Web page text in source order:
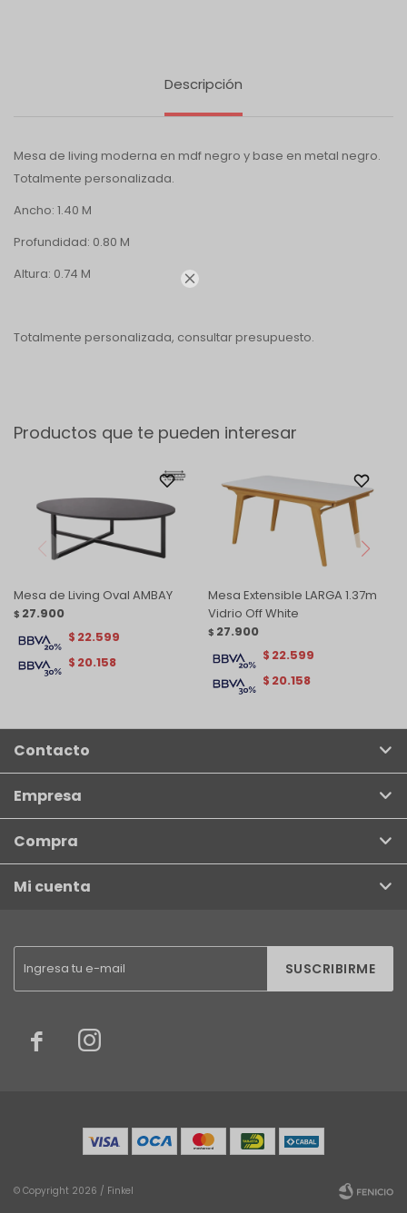

Descripción
Mesa de living moderna en mdf negro y base en metal negro.
Totalmente personalizada.
Ancho: 1.40 M
Profundidad: 0.80 M
Altura: 0.74 M
Totalmente personalizada, consultar presupuesto.
Productos que te pueden interesar
Mesa de Living Oval AMBAY
$ 27.900
$ 20.158
$ 22.599
Mesa Extensible LARGA 1.37m
Vidrio Off White
$ 27.900
$ 20.158
$ 22.599
SUSCRIBIRME
 
Contacto
Empresa
Compra
Mi cuenta
© Copyright 2026 / Finkel